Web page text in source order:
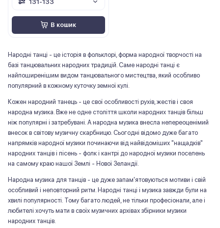
В кошик
Народні танці - це історія в фольклорі, форма народної творчості на
базі танцювальних народних традицій. Саме народні танці є
найпоширенішим видом танцювального мистецтва, який особливо
популярний в кожному куточку земної кулі.
Кожен народний танець - це свої особливості рухів, жестів і своя
народна музика. Вже не одне століття школи народних танців більш
ніж популярні і затребувані. А народна музика внесла непереоценімий
внесок в світову музичну скарбницю. Сьогодні відомо дуже багато
напрямків народної музики починаючи від найвідоміших "нащадків"
народних танців і пісень - фолк і кантрі до народної музики поселень
на самому краю нашої Землі - Нової Зеландії.
Народна музика для танців - це дуже запам'ятовуються мотиви і свій
особливий і неповторний ритм. Народні танці і музика завжди були на
хвилі популярності. Тому багато людей, не тільки професіонали, але і
любителі хочуть мати в своїх музичних архівах збірники музики
народних танців.